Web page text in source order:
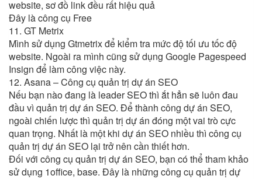
website, sơ đồ link đều rất hiệu quả
Đây là công cụ Free
11. GT Metrix
Mình sử dụng Gtmetrix để kiểm tra mức độ tối ưu tốc độ
website. Ngoài ra mình cũng sử dụng Google Pagespeed
Insign để làm công việc này.
12. Asana – Công cụ quản trị dự án SEO
Nếu bạn nào đang là leader SEO thì ắt hẳn sẽ luôn đau
đầu vì quản trị dự án SEO. Để thành công dự án SEO,
ngoài chiến lược thì quản trị dự án đóng một vai trò cực
quan trọng. Nhất là một khi dự án SEO nhiều thì công cụ
quản trị dự án SEO lại trở nên cần thiết hơn.
Đối với công cụ quản trị dự án SEO, bạn có thể tham khảo
sử dụng 1office, base. Đây là những công cụ quản trị dự